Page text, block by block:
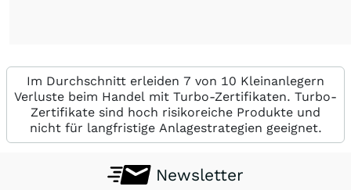
Im Durchschnitt erleiden 7 von 10 Kleinanlegern
Verluste beim Handel mit Turbo-Zertifikaten. Turbo-
Zertifikate sind hoch risikoreiche Produkte und
nicht für langfristige Anlagestrategien geeignet.
Newsletter